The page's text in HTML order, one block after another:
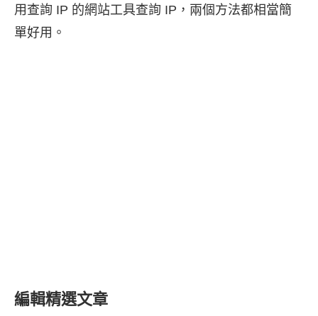
用查詢 IP 的網站工具查詢 IP，兩個方法都相當簡
單好用。
編輯精選文章